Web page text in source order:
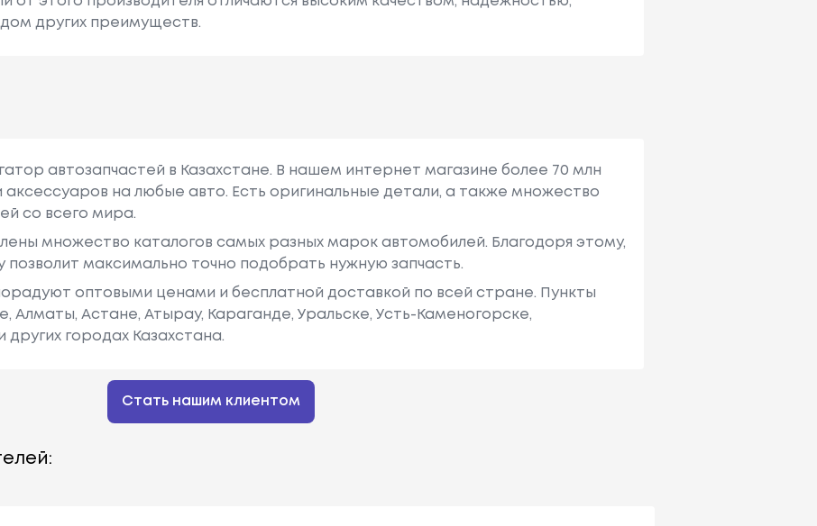
других преимуществ.
автозапчастей в Казахстане. В нашем интернет магазине более 70 млн
аксессуаров на любые авто. Есть оригинальные детали, а также множество
со всего мира.
множество каталогов самых разных марок автомобилей. Благодоря этому,
позволит максимально точно подобрать нужную запчасть.
оптовыми ценами и бесплатной доставкой по всей стране. Пункты
Алматы, Астане, Атырау, Караганде, Уральске, Усть-Каменогорске,
городах Казахстана.
Стать нашим клиентом